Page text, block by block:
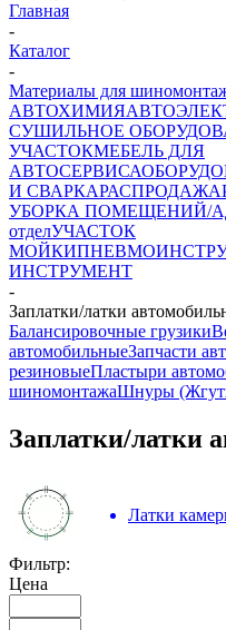
Главная
-
Каталог
-
Материалы для
АВТОХИМИЯ
СУШИЛЬНОЕ
УЧАСТОКМЕБЕЛЬ ДЛЯ
АВТОСЕРВИСА
И СВАРКАРАСПРОДАЖА
УБОРКА ПОМЕЩЕНИЙ/
отделУЧАСТОК
МОЙКИ
ИНСТРУМЕНТ
-
Заплатки/латки
Балансировочные грузики
автомобильныеЗапчасти
резиновыеПластыри
шиномонтажаШнуры
Заплатки/латки
Латки
Фильтр:
Цена